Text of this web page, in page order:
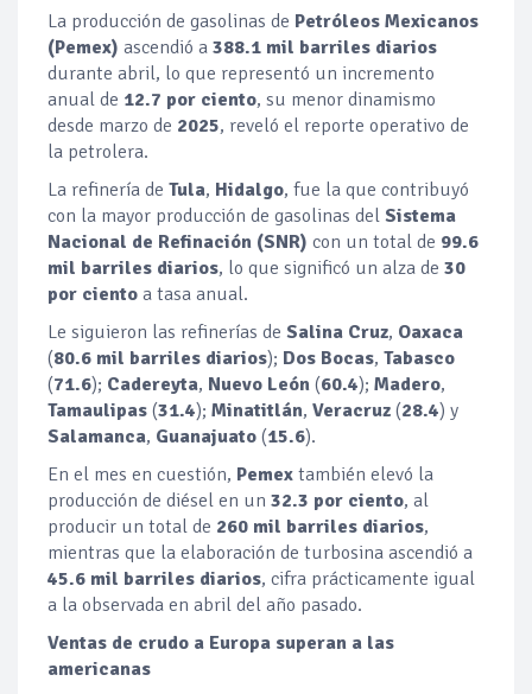
La producción de gasolinas de Petróleos Mexicanos
(Pemex) ascendió a 388.1 mil barriles diarios
durante abril, lo que representó un incremento
anual de 12.7 por ciento, su menor dinamismo
desde marzo de 2025, reveló el reporte operativo de
la petrolera.
La refinería de Tula, Hidalgo, fue la que contribuyó
con la mayor producción de gasolinas del Sistema
Nacional de Refinación (SNR) con un total de 99.6
mil barriles diarios, lo que significó un alza de 30
por ciento a tasa anual.
Le siguieron las refinerías de Salina Cruz, Oaxaca
(80.6 mil barriles diarios); Dos Bocas, Tabasco
(71.6); Cadereyta, Nuevo León (60.4); Madero,
Tamaulipas (31.4); Minatitlán, Veracruz (28.4) y
Salamanca, Guanajuato (15.6).
En el mes en cuestión, Pemex también elevó la
producción de diésel en un 32.3 por ciento, al
producir un total de 260 mil barriles diarios,
mientras que la elaboración de turbosina ascendió a
45.6 mil barriles diarios, cifra prácticamente igual
a la observada en abril del año pasado.
Ventas de crudo a Europa superan a las
americanas